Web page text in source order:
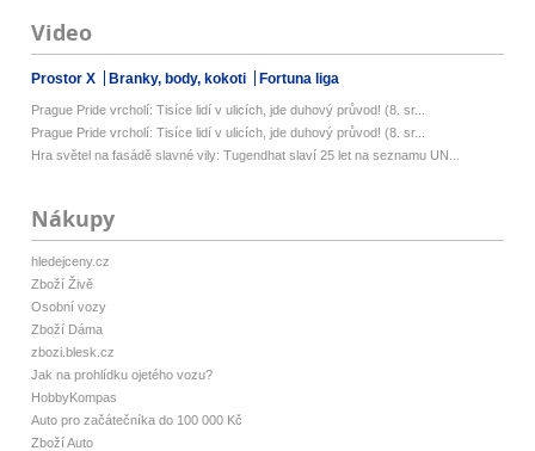
Video
Prostor X Branky, body, kokoti Fortuna liga
Prague Pride vrcholí: Tisíce lidí v ulicích, jde duhový průvod! (8. sr...
Prague Pride vrcholí: Tisíce lidí v ulicích, jde duhový průvod! (8. sr...
Hra světel na fasádě slavné vily: Tugendhat slaví 25 let na seznamu UN...
Nákupy
hledejceny.cz
Zboží Živě
Osobní vozy
Zboží Dáma
zbozi.blesk.cz
Jak na prohlídku ojetého vozu?
HobbyKompas
Auto pro začátečníka do 100 000 Kč
Zboží Auto